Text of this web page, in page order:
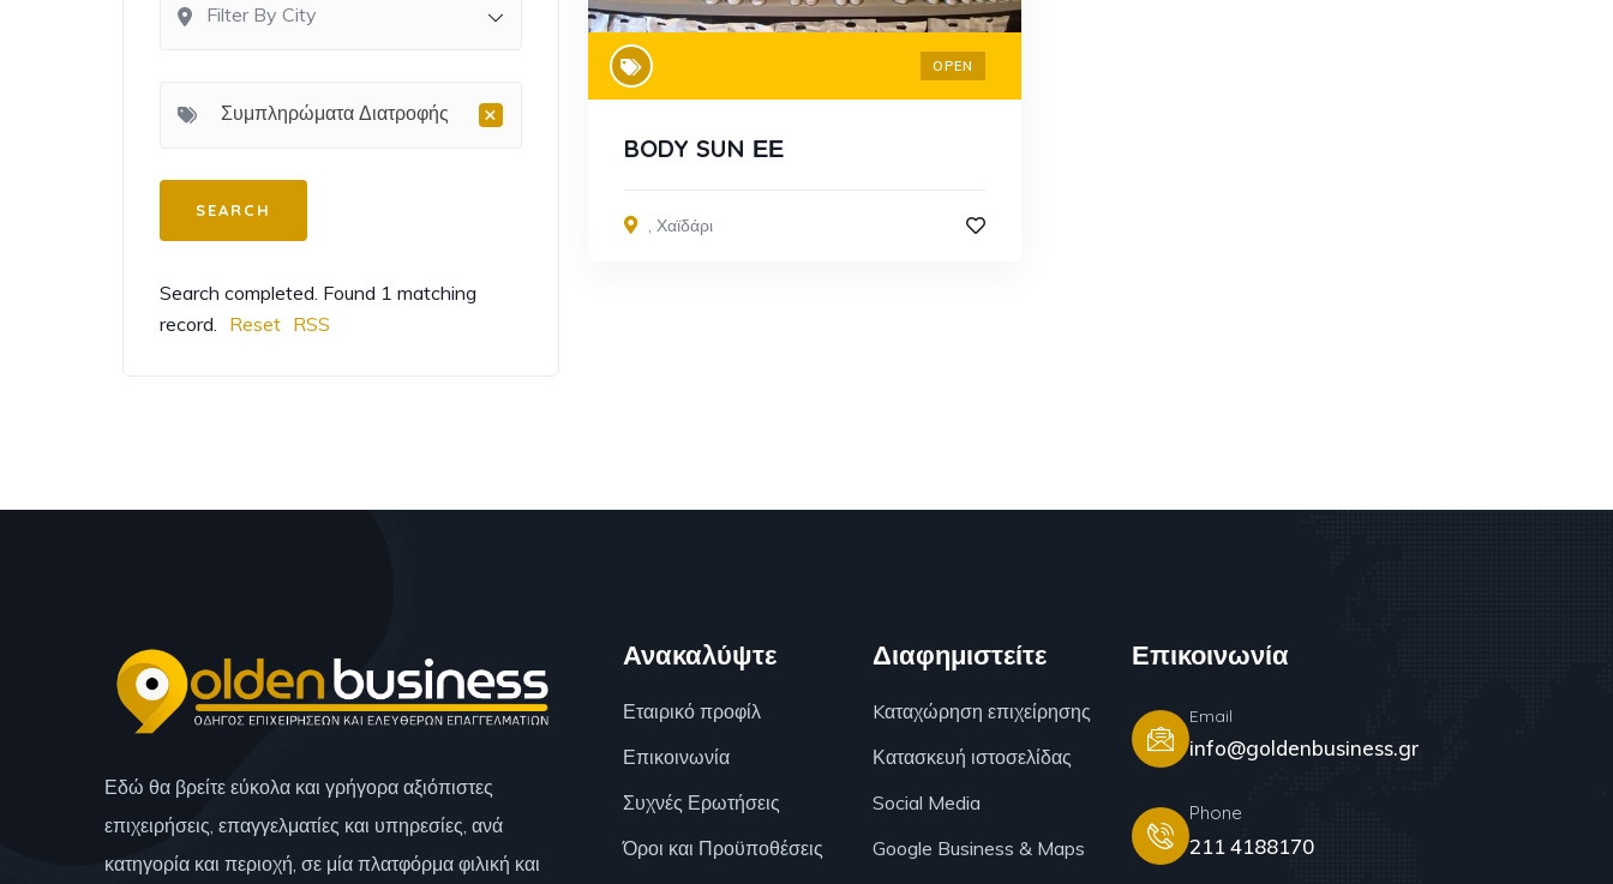
Filter By City
×
Συμπληρώματα Διατροφής
Search completed. Found 1 matching
record.
Reset RSS
OPEN
BODY SUN ΕΕ
, Χαϊδάρι
Εδώ θα βρείτε εύκολα και γρήγορα αξιόπιστες
επιχειρήσεις, επαγγελματίες και υπηρεσίες, ανά
κατηγορία και περιοχή, σε μία πλατφόρμα φιλική και
Ανακαλύψτε
Εταιρικό προφίλ
Επικοινωνία
Συχνές Ερωτήσεις
Όροι και Προϋποθέσεις
Διαφημιστείτε
Kαταχώρηση επιχείρησης
Κατασκευή ιστοσελίδας
Social Media
Google Business & Maps
Επικοινωνία
Email
info@goldenbusiness.gr
Phone
211 4188170